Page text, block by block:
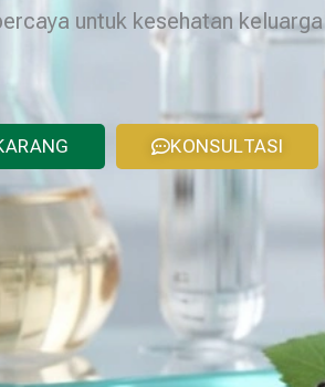
untuk kesehatan
KONSULTASI